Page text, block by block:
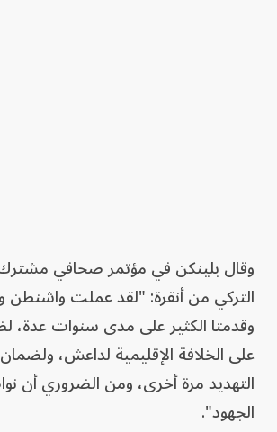
وقال بلينكن في مؤتمر صحافي
التركي من أنقرة: "لقد عملت واشنطن
وقدمتا الكثير على مدى سنوات عدة،
على الخلافة الإقليمية لداعش،
التهديد مرة أخرى، ومن الضروري أن
الجهود".